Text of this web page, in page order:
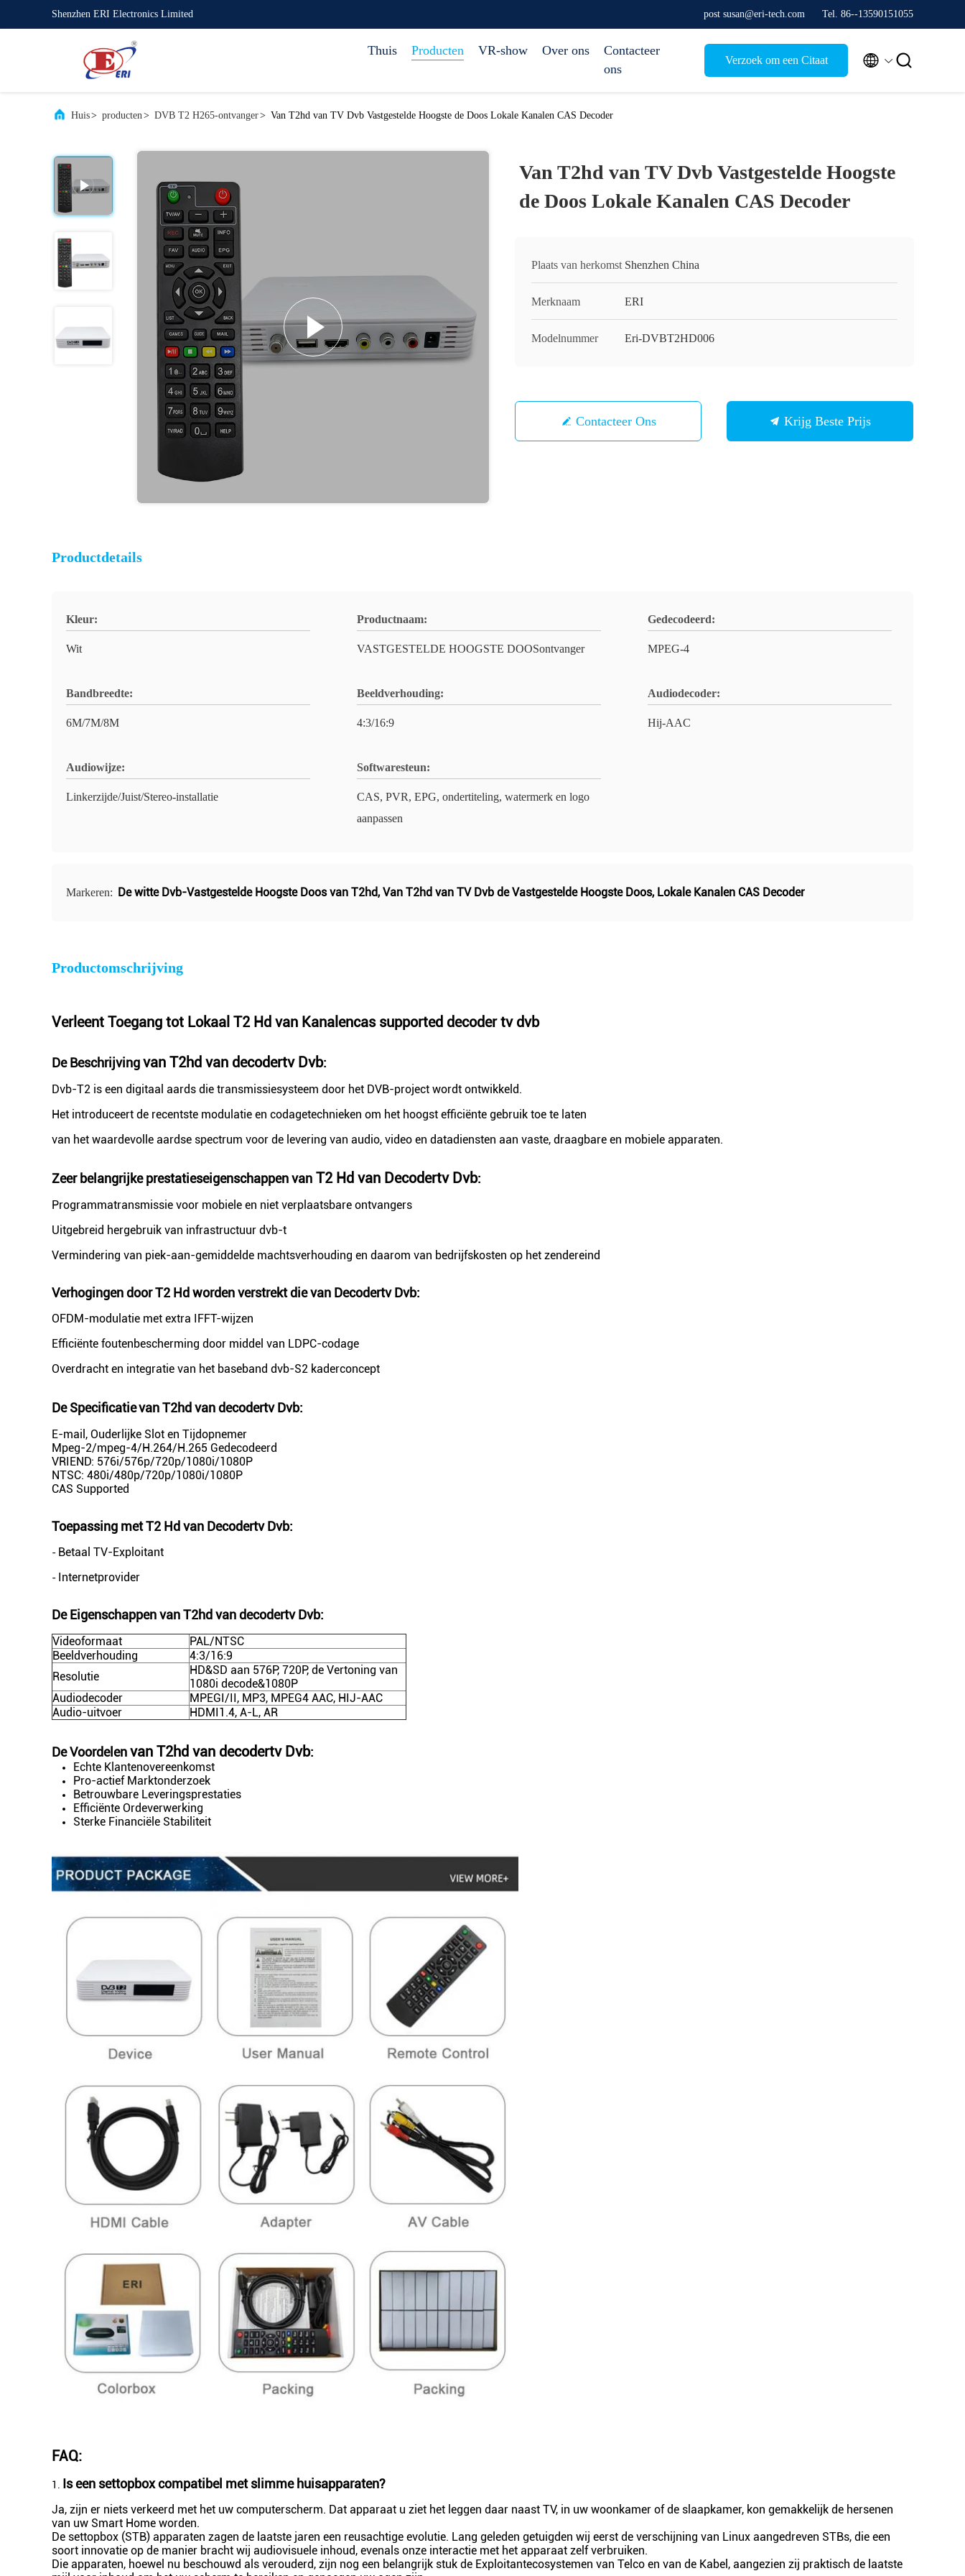
Shenzhen ERI Electronics Limited post susan@eri-tech.com Tel. 86--13590151055
Thuis Producten VR-show Over ons
Contacteer
ons
Verzoek om een Citaat  
Huis> producten> DVB T2 H265-ontvanger> Van T2hd van TV Dvb Vastgestelde Hoogste de Doos Lokale Kanalen CAS Decoder
Van T2hd van TV Dvb Vastgestelde Hoogste
de Doos Lokale Kanalen CAS Decoder
Plaats van herkomst Shenzhen China
Merknaam ERI
Modelnummer Eri-DVBT2HD006
Contacteer Ons Krijg Beste Prijs
Productdetails
Kleur:
Wit
Productnaam:
VASTGESTELDE HOOGSTE DOOSontvanger
Gedecodeerd:
MPEG-4
Bandbreedte:
6M/7M/8M
Beeldverhouding:
4:3/16:9
Audiodecoder:
Hij-AAC
Audiowijze:
Linkerzijde/Juist/Stereo-installatie
Softwaresteun:
CAS, PVR, EPG, ondertiteling, watermerk en logo
aanpassen
Markeren: De witte Dvb-Vastgestelde Hoogste Doos van T2hd,Van T2hd van TV Dvb de Vastgestelde Hoogste Doos, Lokale Kanalen CAS Decoder
Productomschrijving
Verleent Toegang tot Lokaal T2 Hd van Kanalencas supported decoder tv dvb
De Beschrijvingvan T2hd van decodertv Dvb:
Dvb-T2 is een digitaal aards die transmissiesysteem door het DVB-project wordt ontwikkeld.
Het introduceert de recentste modulatie en codagetechnieken om het hoogst efficiënte gebruik toe te laten
van het waardevolle aardse spectrum voor de levering van audio, video en datadiensten aan vaste, draagbare en mobiele apparaten.
Zeer belangrijke prestatieseigenschappen van T2 Hd van Decodertv Dvb:
Programmatransmissie voor mobiele en niet verplaatsbare ontvangers
Uitgebreid hergebruik van infrastructuur dvb-t
Vermindering van piek-aan-gemiddelde machtsverhouding en daarom van bedrijfskosten op het zendereind
Verhogingen door T2 Hd worden verstrekt die van Decodertv Dvb:
OFDM-modulatie met extra IFFT-wijzen
Efficiënte foutenbescherming door middel van LDPC-codage
Overdracht en integratie van het baseband dvb-S2 kaderconcept
De Specificatievan T2hd van decodertv Dvb:
E-mail, Ouderlijke Slot en Tijdopnemer
Mpeg-2/mpeg-4/H.264/H.265 Gedecodeerd
VRIEND: 576i/576p/720p/1080i/1080P
NTSC: 480i/480p/720p/1080i/1080P
CAS Supported
Toepassing met T2 Hd van Decodertv Dvb:
- Betaal TV-Exploitant
- Internetprovider
De Eigenschappen van T2hd van decodertv Dvb:
Videoformaat
PAL/NTSC
Beeldverhouding
4:3/16:9
Resolutie
HD&SD aan 576P, 720P, de Vertoning van
1080i decode&1080P
Audiodecoder
MPEGI/II, MP3, MPEG4 AAC, HIJ-AAC
Audio-uitvoer
HDMI1.4, A-L, AR
De Voordelenvan T2hd van decodertv Dvb:
Echte Klantenovereenkomst
Pro-actief Marktonderzoek
Betrouwbare Leveringsprestaties
Efficiënte Ordeverwerking
Sterke Financiële Stabiliteit
FAQ:
1. Is een settopbox compatibel met slimme huisapparaten?
Ja, zijn er niets verkeerd met het uw computerscherm. Dat apparaat u ziet het leggen daar naast TV, in uw woonkamer of de slaapkamer, kon gemakkelijk de hersenen
van uw Smart Home worden.
De settopbox (STB) apparaten zagen de laatste jaren een reusachtige evolutie. Lang geleden getuigden wij eerst de verschijning van Linux aangedreven STBs, die een
soort innovatie op de manier bracht wij audiovisuele inhoud, evenals onze interactie met het apparaat zelf verbruiken.
Die apparaten, hoewel nu beschouwd als verouderd, zijn nog een belangrijk stuk de Exploitantecosystemen van Telco en van de Kabel, aangezien zij praktisch de laatste